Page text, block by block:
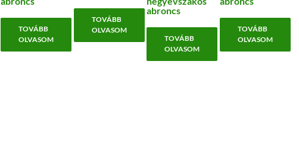
TOVÁBB
OLVASOM
TOVÁBB
OLVASOM
abroncs
TOVÁBB
OLVASOM
TOVÁBB
OLVASOM